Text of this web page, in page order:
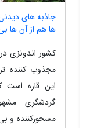
جاذبه های
ها هم از آن ها
کشور اندونزی
مجذوب کننده
این قاره است
گردشگری
مسحورکننده و